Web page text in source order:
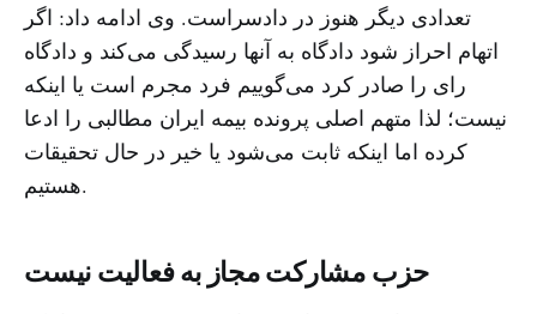
تعدادی دیگر هنوز در دادسراست. وی ادامه داد: اگر
اتهام احراز شود دادگاه به آنها رسیدگی می‌کند و دادگاه
رای را صادر کرد می‌گوییم فرد مجرم است یا اینکه
نیست؛ لذا متهم اصلی پرونده بیمه ایران مطالبی را ادعا
کرده اما اینکه ثابت می‌شود یا خیر در حال تحقیقات
هستیم.
حزب مشارکت مجاز به فعالیت نیست